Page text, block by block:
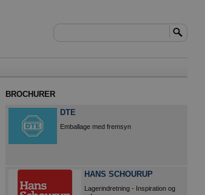
BROCHURER
DTE
Emballage med fremsyn
HANS SCHOURUP
Lagerindretning - Inspiration og